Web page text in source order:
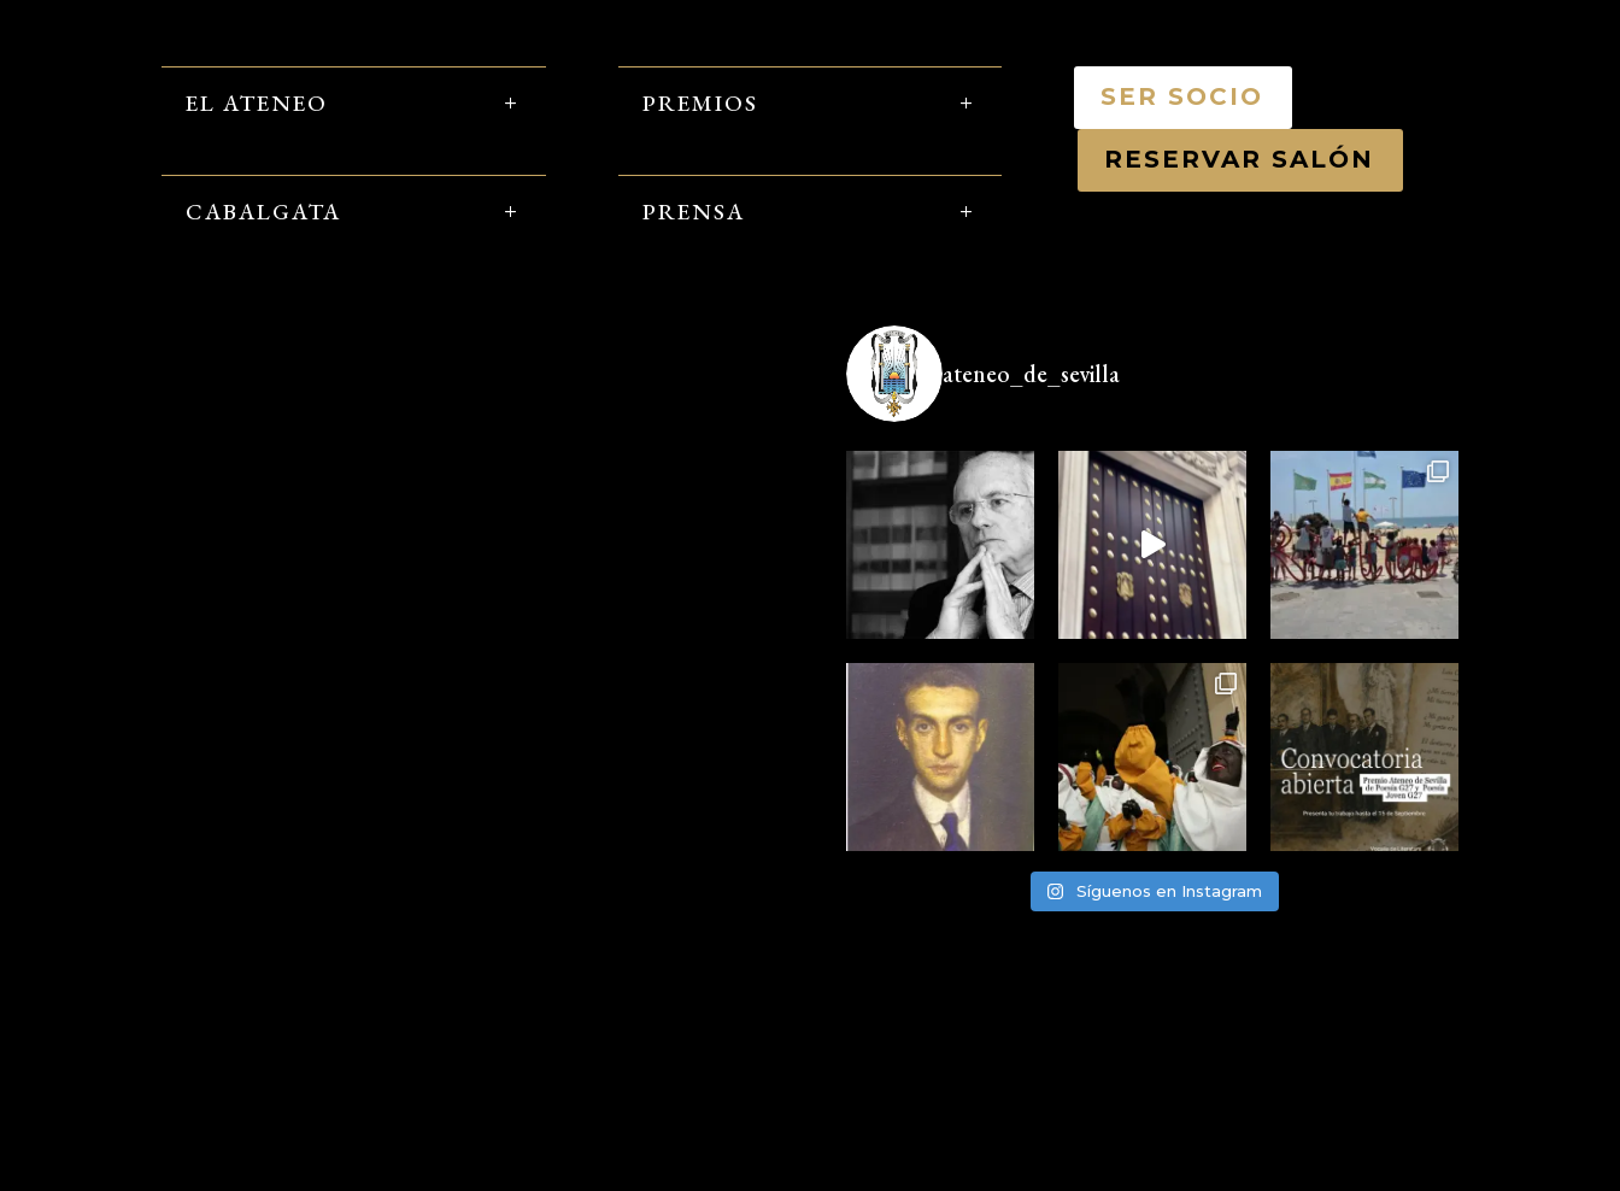
EL ATENEO
CABALGATA
PREMIOS
PRENSA
SER SOCIO
RESERVAR SALÓN
ateneo_de_sevilla
Síguenos en Instagram